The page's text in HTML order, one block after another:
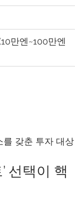
만엔~100만엔
를 갖춘 투자 대상
선택이 핵